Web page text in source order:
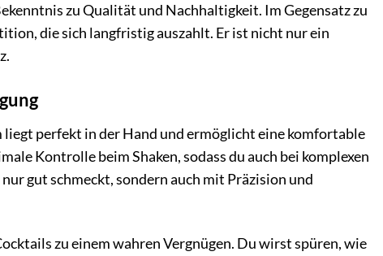
zu Qualität und Nachhaltigkeit. Im Gegensatz zu
die sich langfristig auszahlt. Er ist nicht nur ein
perfekt in der Hand und ermöglicht eine komfortable
Kontrolle beim Shaken, sodass du auch bei komplexen
gut schmeckt, sondern auch mit Präzision und
zu einem wahren Vergnügen. Du wirst spüren, wie